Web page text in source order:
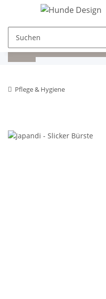
Pflege & Hygiene